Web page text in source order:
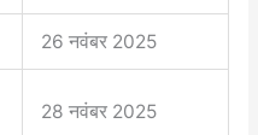
26 नवंबर 2025
28 नवंबर 2025